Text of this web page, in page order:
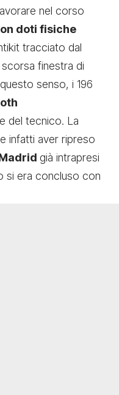
nel corso
doti fisiche
tracciato dal
finestra di
senso, i 196
del tecnico. La
infatti aver ripreso
già intrapresi
si era concluso con